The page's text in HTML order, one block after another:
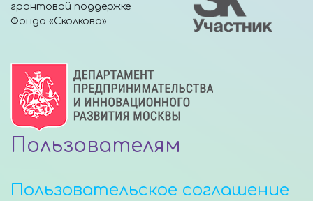
грантовой поддержке
Фонда «Сколково»
Пользователям
Пользовательское соглашение